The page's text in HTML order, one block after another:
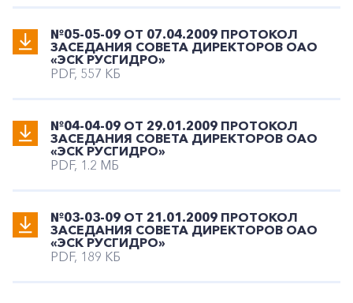
№05-05-09 ОТ 07.04.2009 ПРОТОКОЛ
ЗАСЕДАНИЯ СОВЕТА ДИРЕКТОРОВ ОАО
«ЭСК РУСГИДРО»
PDF, 557 КБ
№04-04-09 ОТ 29.01.2009 ПРОТОКОЛ
ЗАСЕДАНИЯ СОВЕТА ДИРЕКТОРОВ ОАО
«ЭСК РУСГИДРО»
PDF, 1.2 МБ
№03-03-09 ОТ 21.01.2009 ПРОТОКОЛ
ЗАСЕДАНИЯ СОВЕТА ДИРЕКТОРОВ ОАО
«ЭСК РУСГИДРО»
PDF, 189 КБ